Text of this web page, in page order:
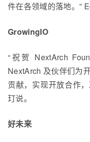
件在各领域的落地。”
GrowingIO
“祝贺 NextArch
NextArch 及伙伴们为
贡献，实现开放合作
玎说。
好未来